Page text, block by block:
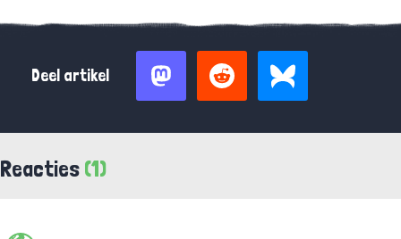
Deel artikel
Reacties (1)